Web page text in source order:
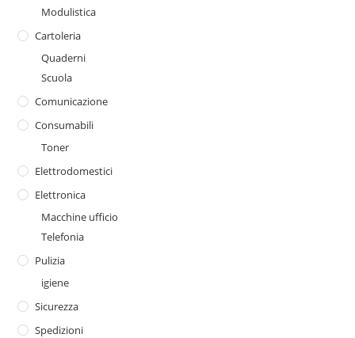
Modulistica
Cartoleria
Quaderni
Scuola
Comunicazione
Consumabili
Toner
Elettrodomestici
Elettronica
Macchine ufficio
Telefonia
Pulizia
igiene
Sicurezza
Spedizioni